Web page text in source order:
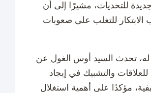
للتحديات، مشيرًا إلى أن
الابتكار للتغلب على صعوبات
تحدث السيد أوس الغول عن
للعلاقات والتشبيك في إيجاد
مؤكدًا على أهمية استغلال